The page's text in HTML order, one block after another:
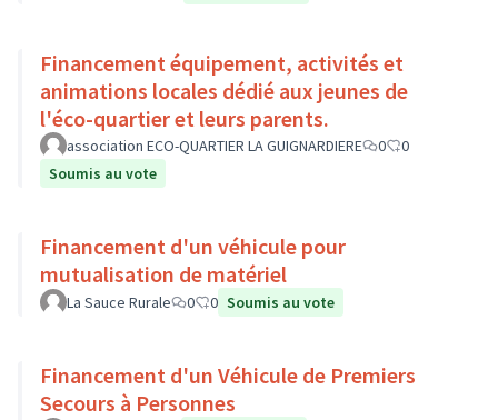
Financement équipement, activités et
animations locales dédié aux jeunes de
l'éco-quartier et leurs parents.
association ECO-QUARTIER LA GUIGNARDIERE 0
0
Soumis au vote
Financement d'un véhicule pour
mutualisation de matériel
La Sauce Rurale 0 0 Soumis au vote
Financement d'un Véhicule de Premiers
Secours à Personnes